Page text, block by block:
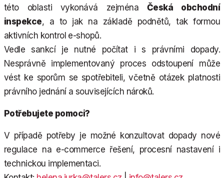
této oblasti vykonává zejména Česká obchodní
inspekce, a to jak na základě podnětů, tak formou
aktivních kontrol e-shopů.
Vedle sankcí je nutné počítat i s právními dopady.
Nesprávně implementovaný proces odstoupení může
vést ke sporům se spotřebiteli, včetně otázek platnosti
právního jednání a souvisejících nároků.
Potřebujete pomoci?
V případě potřeby je možné konzultovat dopady nové
regulace na e-commerce řešení, procesní nastavení i
technickou implementaci.